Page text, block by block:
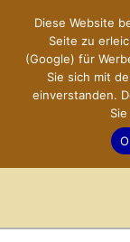
springen
Diese Website
Seite zu
(Google) für
Sie sich mit
einverstanden.